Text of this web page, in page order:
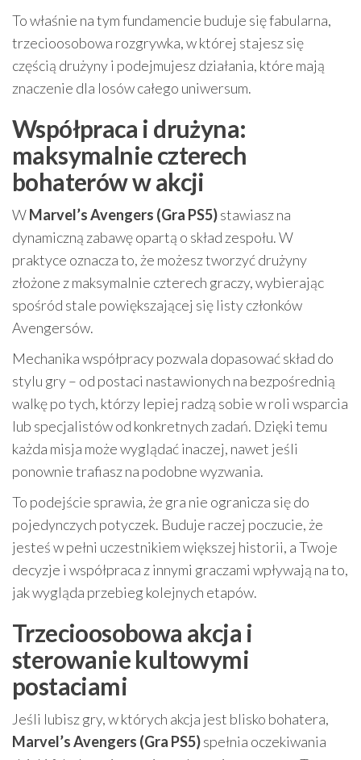
To właśnie na tym fundamencie buduje się fabularna,
trzecioosobowa rozgrywka, w której stajesz się
częścią drużyny i podejmujesz działania, które mają
znaczenie dla losów całego uniwersum.
Współpraca i drużyna:
maksymalnie czterech
bohaterów w akcji
WMarvel’s Avengers (Gra PS5)stawiasz na
dynamiczną zabawę opartą o skład zespołu. W
praktyce oznacza to, że możesz tworzyć drużyny
złożone z maksymalnie czterech graczy, wybierając
spośród stale powiększającej się listy członków
Avengersów.
Mechanika współpracy pozwala dopasować skład do
stylu gry – od postaci nastawionych na bezpośrednią
walkę po tych, którzy lepiej radzą sobie w roli wsparcia
lub specjalistów od konkretnych zadań. Dzięki temu
każda misja może wyglądać inaczej, nawet jeśli
ponownie trafiasz na podobne wyzwania.
To podejście sprawia, że gra nie ogranicza się do
pojedynczych potyczek. Buduje raczej poczucie, że
jesteś w pełni uczestnikiem większej historii, a Twoje
decyzje i współpraca z innymi graczami wpływają na to,
jak wygląda przebieg kolejnych etapów.
Trzecioosobowa akcja i
sterowanie kultowymi
postaciami
Jeśli lubisz gry, w których akcja jest blisko bohatera,
Marvel’s Avengers (Gra PS5)spełnia oczekiwania